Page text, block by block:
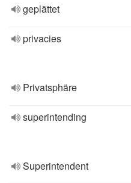
geplättet
privacies
Privatsphäre
superintending
Superintendent